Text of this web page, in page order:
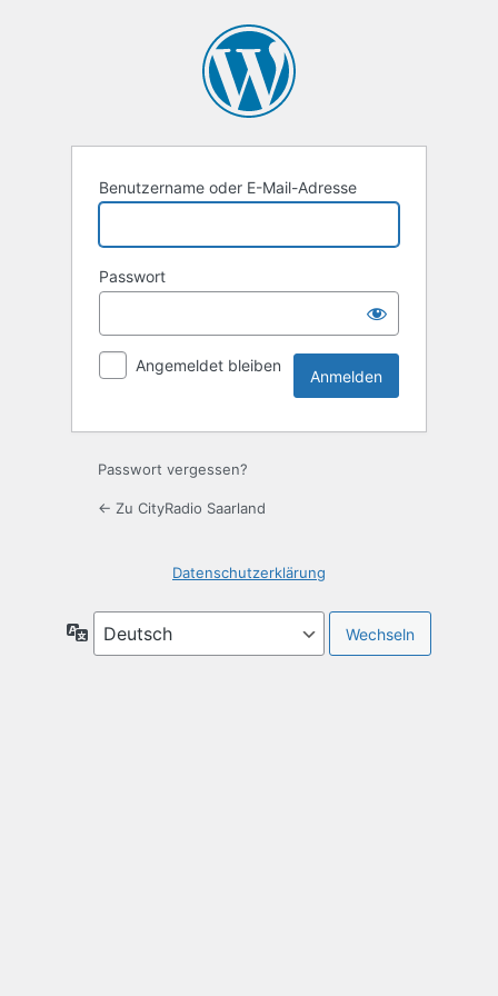
Benutzername oder E-Mail-Adresse
Passwort
Angemeldet bleiben
Passwort vergessen?
← Zu CityRadio Saarland
Datenschutzerklärung
Sprache